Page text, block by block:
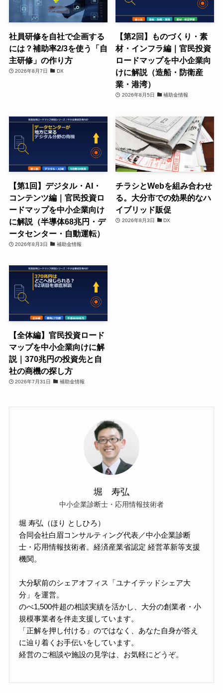
社員研修を自社で企画する
には？補助率2/3を使う「自
主研修」の作り方
2026年8月7日 DX
【第2回】ものづくり・素
材・インフラ編｜官民投資
ロードマップを中小企業向
けに解説（造船・防衛産
業・港湾）
2026年8月5日 補助金情報
【第1回】デジタル・AI・
コンテンツ編｜官民投資ロ
ードマップを中小企業向け
に解説（半導体68兆円・デ
ータセンター・自動運転）
2026年8月3日 補助金情報
チラシとWebを組み合わせ
る。大分市での効果的なハ
イブリッド販促
2026年8月3日 DX
【全体編】官民投資ロード
マップを中小企業向けに解
説｜370兆円の投資先と自
社の商機の探し方
2026年7月31日 補助金情報
堀 寿弘
中小企業診断士・応用情報技術者
堀 寿弘（ほり としひろ）
合同会社白眉コンサルティング代表／中小企業診断
士・応用情報技術者。経済産業省認定 経営革新等支援
機関。
大分駅前のシェアオフィス「ユナイテッドシェア大
分」を運営。
のべ1,500件超の相談実績を活かし、大分の創業者・小
規模事業者を伴走支援しています。
「正解を押し付ける」のではなく、あなた自身が答え
に辿り着くお手伝いをしています。
経営のご相談や施設の見学は、お気軽にどうぞ。